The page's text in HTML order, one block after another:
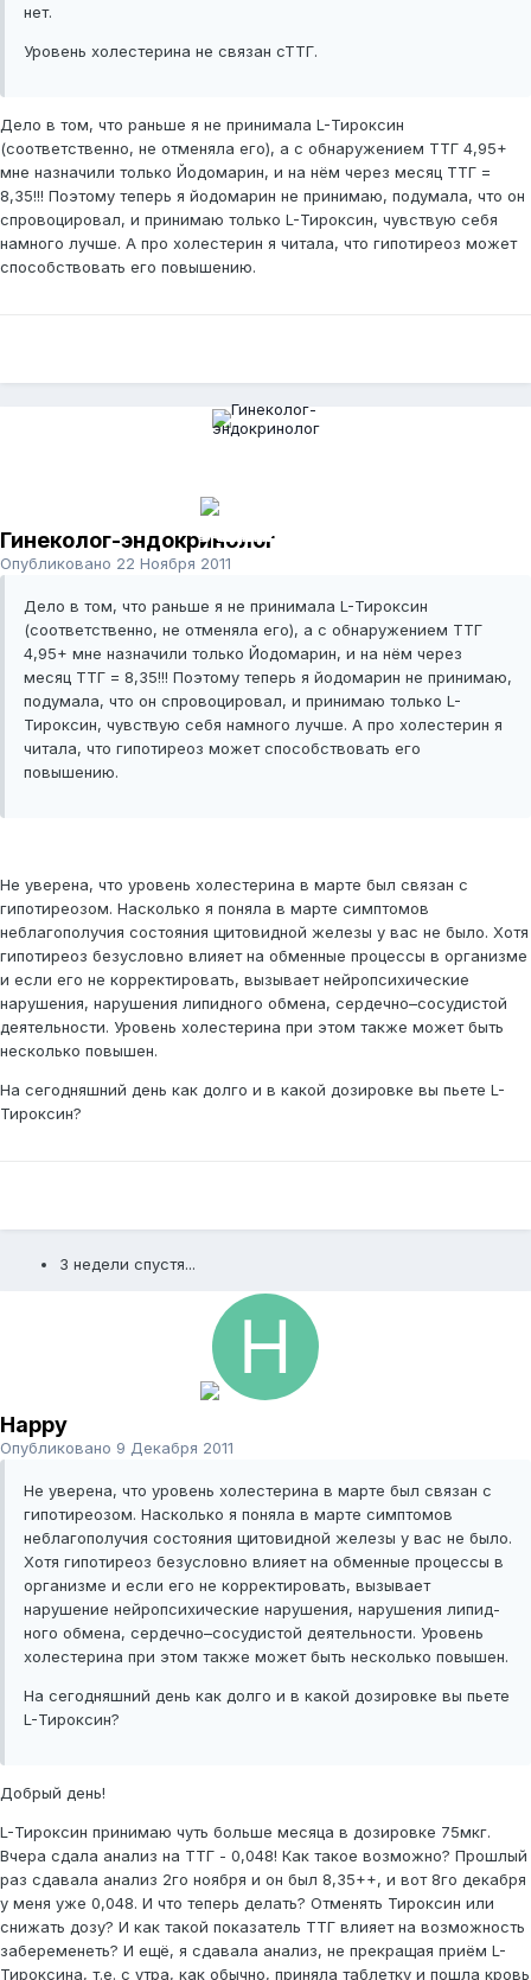
нет.
Уровень холестерина не связан сТТГ.
Дело в том, что раньше я не принимала L-Тироксин
(соответственно, не отменяла его), а с обнаружением ТТГ 4,95+
мне назначили только Йодомарин, и на нём через месяц ТТГ =
8,35!!! Поэтому теперь я йодомарин не принимаю, подумала, что он
спровоцировал, и принимаю только L-Тироксин, чувствую себя
намного лучше. А про холестерин я читала, что гипотиреоз может
способствовать его повышению.
Гинеколог-эндокринолог
Опубликовано 22 Ноября 2011
Дело в том, что раньше я не принимала L-Тироксин
(соответственно, не отменяла его), а с обнаружением ТТГ
4,95+ мне назначили только Йодомарин, и на нём через
месяц ТТГ = 8,35!!! Поэтому теперь я йодомарин не принимаю,
подумала, что он спровоцировал, и принимаю только L-
Тироксин, чувствую себя намного лучше. А про холестерин я
читала, что гипотиреоз может способствовать его
повышению.
Не уверена, что уровень холестерина в марте был связан с
гипотиреозом. Насколько я поняла в марте симптомов
неблагополучия состояния щитовидной железы у вас не было. Хотя
гипотиреоз безусловно влияет на обменные процессы в организме
и если его не корректировать, вызывает нейропсихические
нарушения, нарушения ли­пид­ного обмена, сердечно–сосудистой
деятельности. Уровень холестерина при этом также может быть
несколько повышен.
На сегодняшний день как долго и в какой дозировке вы пьете L-
Тироксин?
3 недели спустя...
Happy
Опубликовано 9 Декабря 2011
Не уверена, что уровень холестерина в марте был связан с
гипотиреозом. Насколько я поняла в марте симптомов
неблагополучия состояния щитовидной железы у вас не было.
Хотя гипотиреоз безусловно влияет на обменные процессы в
организме и если его не корректировать, вызывает
нарушение нейропсихические нарушения, нарушения ли­пид­
ного обмена, сердечно–сосудистой деятельности. Уровень
холестерина при этом также может быть несколько повышен.
На сегодняшний день как долго и в какой дозировке вы пьете
L-Тироксин?
Добрый день!
L-Тироксин принимаю чуть больше месяца в дозировке 75мкг.
Вчера сдала анализ на ТТГ - 0,048! Как такое возможно? Прошлый
раз сдавала анализ 2го ноября и он был 8,35++, и вот 8го декабря
у меня уже 0,048. И что теперь делать? Отменять Тироксин или
снижать дозу? И как такой показатель ТТГ влияет на возможность
забеременеть? И ещё, я сдавала анализ, не прекращая приём L-
Тироксина, т.е. с утра, как обычно, приняла таблетку и пошла кровь